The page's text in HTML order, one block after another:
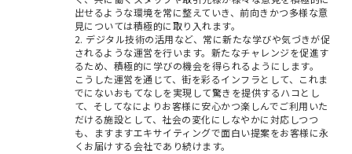
出せるような環境を常に整えていき、前向きかつ多様な意
見については積極的に取り入れます。
2. デジタル技術の活用など、常に新たな学びや気づきが促
されるような運営を行います。新たなチャレンジを促進す
るため、積極的に学びの機会を得られるようにします。
こうした運営を通じて、街を彩るインフラとして、これま
でにないおもてなしを実現して驚きを提供するハコとし
て、そしてなによりお客様に安心かつ楽しんでご利用いた
だける施設として、社会の変化にしなやかに対応しつつ
も、ますますエキサイティングで面白い提案をお客様に永
くお届けする会社であり続けます。